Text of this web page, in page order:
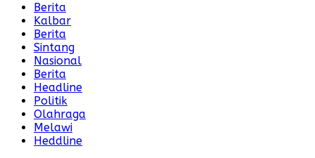
Berita
Kalbar
Berita
Sintang
Nasional
Berita
Headline
Politik
Olahraga
Melawi
Heddline